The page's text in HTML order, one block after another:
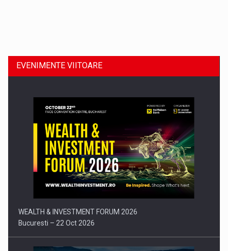
Comunicat de presa: Joburile part-time reincep sa intre pe…
EVENIMENTE VIITOARE
WEALTH & INVESTMENT FORUM 2026
Bucuresti – 22 Oct 2026